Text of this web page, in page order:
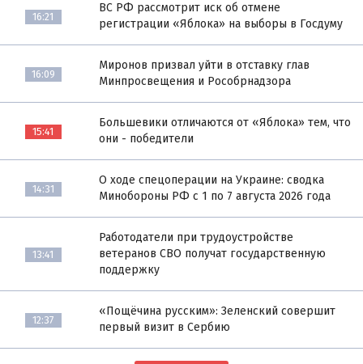
16:21
ВС РФ рассмотрит иск об отмене
регистрации «Яблока» на выборы в Госдуму
16:09
Миронов призвал уйти в отставку глав
Минпросвещения и Рособрнадзора
15:41
Большевики отличаются от «Яблока» тем, что
они - победители
14:31
О ходе спецоперации на Украине: сводка
Минобороны РФ с 1 по 7 августа 2026 года
13:41
Работодатели при трудоустройстве
ветеранов СВО получат государственную
поддержку
12:37
«Пощёчина русским»: Зеленский совершит
первый визит в Сербию